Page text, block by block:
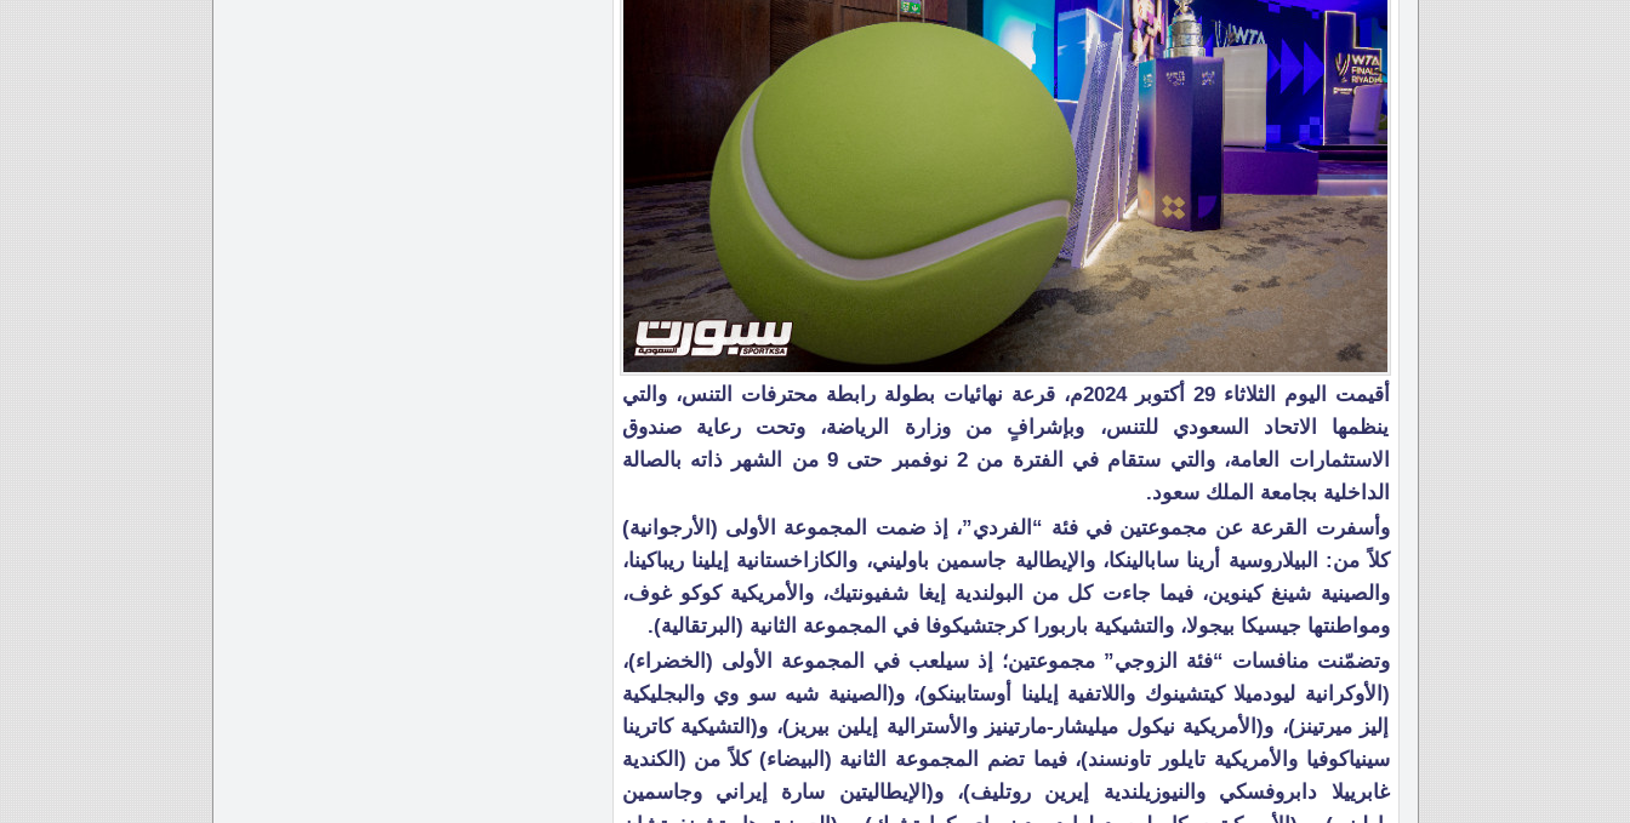
أقيمت اليوم الثلاثاء 29 أكتوبر 2024م، قرعة نهائيات بطولة رابطة محترفات التنس، والتي
ينظمها الاتحاد السعودي للتنس، وبإشرافٍ من وزارة الرياضة، وتحت رعاية صندوق
الاستثمارات العامة، والتي ستقام في الفترة من 2 نوفمبر حتى 9 من الشهر ذاته بالصالة
الداخلية بجامعة الملك سعود.
وأسفرت القرعة عن مجموعتين في فئة “الفردي”، إذ ضمت المجموعة الأولى (الأرجوانية)
كلاً من: البيلاروسية أرينا سابالينكا، والإيطالية جاسمين باوليني، والكازاخستانية إيلينا ريباكينا،
والصينية شينغ كينوين، فيما جاءت كل من البولندية إيغا شفيونتيك، والأمريكية كوكو غوف،
ومواطنتها جيسيكا بيجولا، والتشيكية باربورا كرجتشيكوفا في المجموعة الثانية (البرتقالية).
وتضمّنت منافسات “فئة الزوجي” مجموعتين؛ إذ سيلعب في المجموعة الأولى (الخضراء)،
(الأوكرانية ليودميلا كيتشينوك واللاتفية إيلينا أوستابينكو)، و(الصينية شيه سو وي والبجليكية
إليز ميرتينز)، و(الأمريكية نيكول ميليشار-مارتينيز والأسترالية إيلين بيريز)، و(التشيكية كاترينا
سينياكوفيا والأمريكية تايلور تاونسند)، فيما تضم المجموعة الثانية (البيضاء) كلاً من (الكندية
غابرييلا دابروفسكي والنيوزيلندية إيرين روتليف)، و(الإيطاليتين سارة إيراني وجاسمين